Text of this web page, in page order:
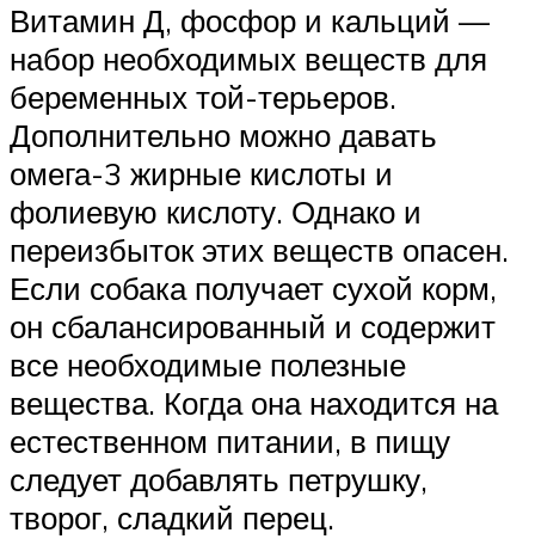
Витамин Д, фосфор и кальций —
набор необходимых веществ для
беременных той-терьеров.
Дополнительно можно давать
омега-3 жирные кислоты и
фолиевую кислоту. Однако и
переизбыток этих веществ опасен.
Если собака получает сухой корм,
он сбалансированный и содержит
все необходимые полезные
вещества. Когда она находится на
естественном питании, в пищу
следует добавлять петрушку,
творог, сладкий перец.